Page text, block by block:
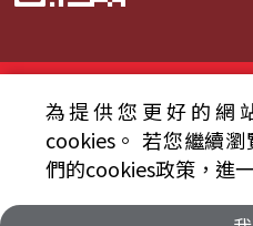
© 2024財團法人中央
資通安全政策聲明
服
為提供您更好的網
cookies。 若您繼續
們的cookies政策，進